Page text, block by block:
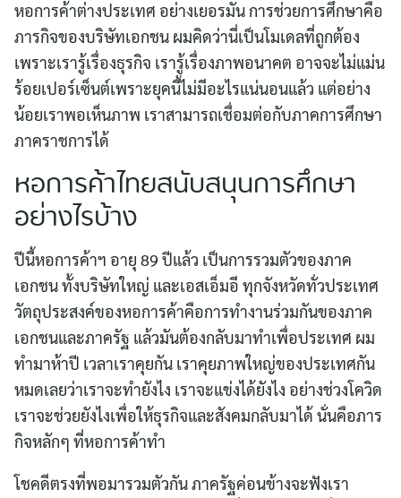
หอการค้าต่างประเทศ อย่างเยอรมัน การช่วยการศึกษาคือ
ภารกิจของบริษัทเอกชน ผมคิดว่านี่เป็นโมเดลที่ถูกต้อง
เพราะเรารู้เรื่องธุรกิจ เรารู้เรื่องภาพอนาคต อาจจะไม่แม่น
ร้อยเปอร์เซ็นต์เพราะยุคนี้ไม่มีอะไรแน่นอนแล้ว แต่อย่าง
น้อยเราพอเห็นภาพ เราสามารถเชื่อมต่อกับภาคการศึกษา
ภาคราชการได้
หอการค้าไทยสนับสนุนการศึกษา
อย่างไรบ้าง
ปีนี้หอการค้าฯ​ อายุ 89 ปีแล้ว เป็นการรวมตัวของภาค
เอกชน ทั้งบริษัทใหญ่ และเอสเอ็มอี ทุกจังหวัดทั่วประเทศ
วัตถุประสงค์ของหอการค้าคือการทำงานร่วมกันของภาค
เอกชนและภาครัฐ แล้วมันต้องกลับมาทำเพื่อประเทศ ผม
ทำมาห้าปี เวลาเราคุยกัน เราคุยภาพใหญ่ของประเทศกัน
หมดเลยว่าเราจะทำยังไง เราจะแข่งได้ยังไง อย่างช่วงโควิด
เราจะช่วยยังไงเพื่อให้ธุรกิจและสังคมกลับมาได้ นั่นคือภาร
กิจหลักๆ ที่หอการค้าทำ
โชคดีตรงที่พอมารวมตัวกัน ภาครัฐค่อนข้างจะฟังเรา